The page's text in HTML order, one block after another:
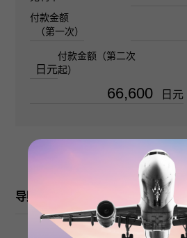
PT950
石种(1)
戒指尺寸
付款金额
（第一次）
日元
付款金额（第二次
起）
日元
导购